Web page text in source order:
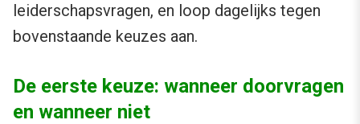
leiderschapsvragen, en loop dagelijks tegen
bovenstaande keuzes aan.
De eerste keuze: wanneer doorvragen
en wanneer niet